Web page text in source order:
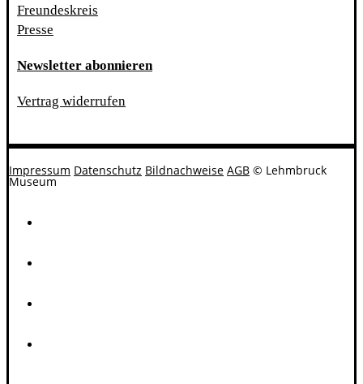
Freundeskreis
Presse
Newsletter abonnieren
Vertrag widerrufen
Impressum Datenschutz Bildnachweise AGB © Lehmbruck
Museum